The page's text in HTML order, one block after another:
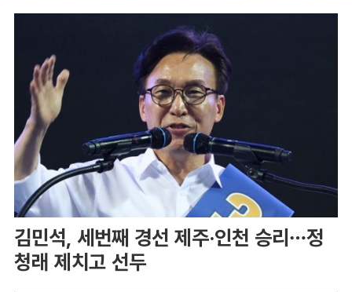
김민석, 세번째 경선 제주·인천 승리…정
청래 제치고 선두